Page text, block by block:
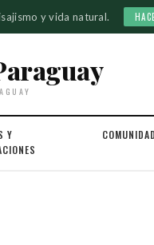
y vida natural.
Y
COMUNIDAD